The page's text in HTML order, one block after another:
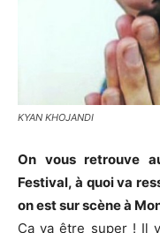
KYAN KHOJANDI
On vous retrouve
Festival, à quoi va
on est sur scène à
Ca va être super ! Il